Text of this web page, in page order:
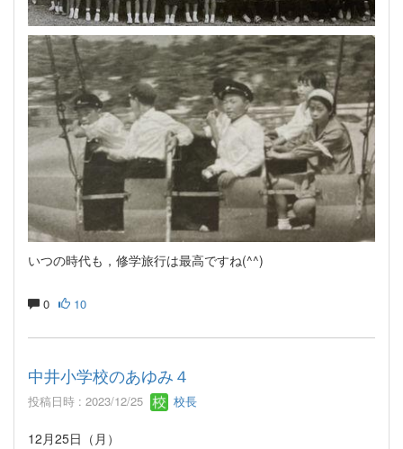
いつの時代も，修学旅行は最高ですね(^^)
0 10
中井小学校のあゆみ４
投稿日時 : 2023/12/25 校長
12月25日（月）